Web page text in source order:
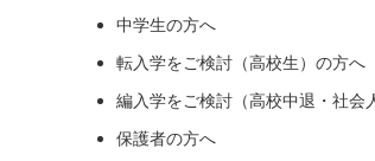
中学生の方へ
転入学をご検討（高校生）の方へ
編入学をご検討（高校中退・社会
保護者の方へ